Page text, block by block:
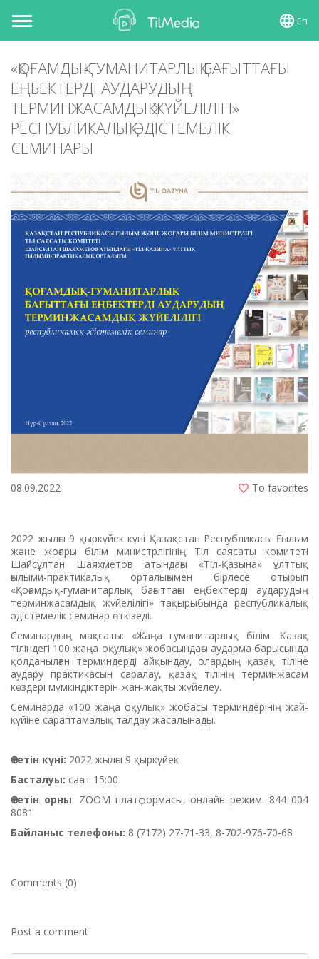
Toggle
navigation
En
«ҚОҒАМДЫҚ-ГУМАНИТАРЛЫҚ БАҒЫТТАҒЫ
ЕҢБЕКТЕРДІ АУДАРУДЫҢ
ТЕРМИНЖАСАМДЫҚ ЖҮЙЕЛІЛІГІ»
РЕСПУБЛИКАЛЫҚ ӘДІСТЕМЕЛІК
СЕМИНАРЫ
08.09.2022 To favorites
2022 жылғы 9 қыркүйек күні Қазақстан Республикасы Ғылым
және жоғары білім министрлігінің Тіл саясаты комитеті
Шайсұлтан Шаяхметов атындағы «Тіл-Қазына» ұлттық
ғылыми-практикалық орталығымен бірлесе отырып
«Қоғамдық-гуманитарлық бағыттағы еңбектерді аударудың
терминжасамдық жүйелілігі» тақырыбында республикалық
әдістемелік семинар өткізеді.
Семинардың мақсаты: «Жаңа гуманитарлық білім. Қазақ
тіліндегі 100 жаңа оқулық» жобасындағы аударма барысында
қолданылған терминдерді айқындау, олардың қазақ тіліне
аудару практикасын саралау, қазақ тілінің терминжасам
көздері мүмкіндіктерін жан-жақты жүйелеу.
Семинарда «100 жаңа оқулық» жобасы терминдерінің жай-
күйіне сараптамалық талдау жасалынады.
Өтетін күні: 2022 жылғы 9 қыркүйек
Басталуы: сағат 15:00
Өтетін орны: ZOOM платформасы, онлайн режим. 844 004
8081
Байланыс телефоны: 8 (7172) 27-71-33, 8-702-976-70-68
Comments (0)
Post a comment